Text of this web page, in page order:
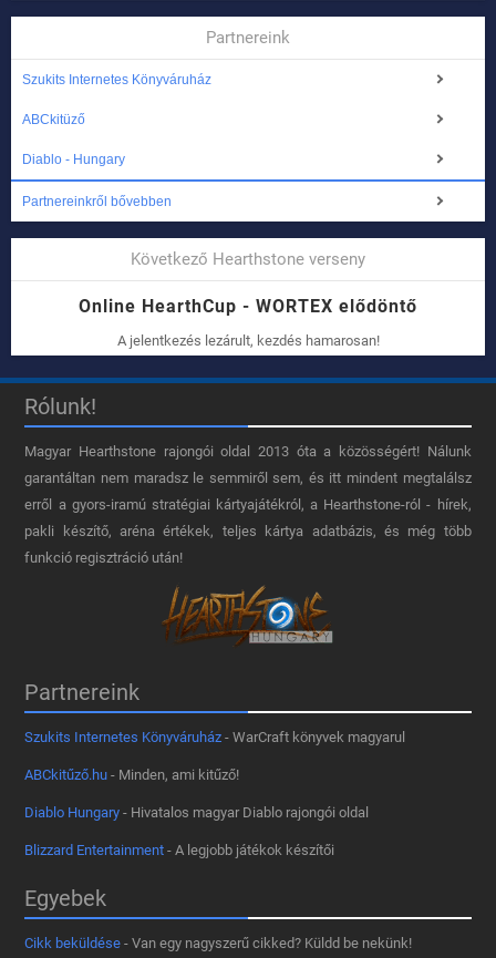
Partnereink
Szukits Internetes Könyváruház
ABCkitüző
Diablo - Hungary
Partnereinkről bővebben
Következő Hearthstone verseny
Online HearthCup - WORTEX elődöntő
A jelentkezés lezárult, kezdés hamarosan!
Rólunk!
Magyar Hearthstone​ rajongói oldal 2013 óta a közösségért! Nálunk
garantáltan nem maradsz le semmiről sem, és itt mindent megtalálsz
erről a gyors-iramú stratégiai kártyajátékról, a Hearthstone-ról - hírek,
pakli készítő, aréna értékek, teljes kártya adatbázis, és még több
funkció regisztráció után!
Partnereink
Szukits Internetes Könyváruház - WarCraft könyvek magyarul
ABCkitűző.hu - Minden, ami kitűző!
Diablo Hungary - Hivatalos magyar Diablo rajongói oldal
Blizzard Entertainment - A legjobb játékok készítői
Egyebek
Cikk beküldése - Van egy nagyszerű cikked? Küldd be nekünk!